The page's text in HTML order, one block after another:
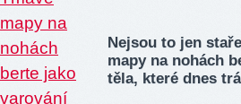
Nejsou to jen
mapy na nohách
těla, které dnes